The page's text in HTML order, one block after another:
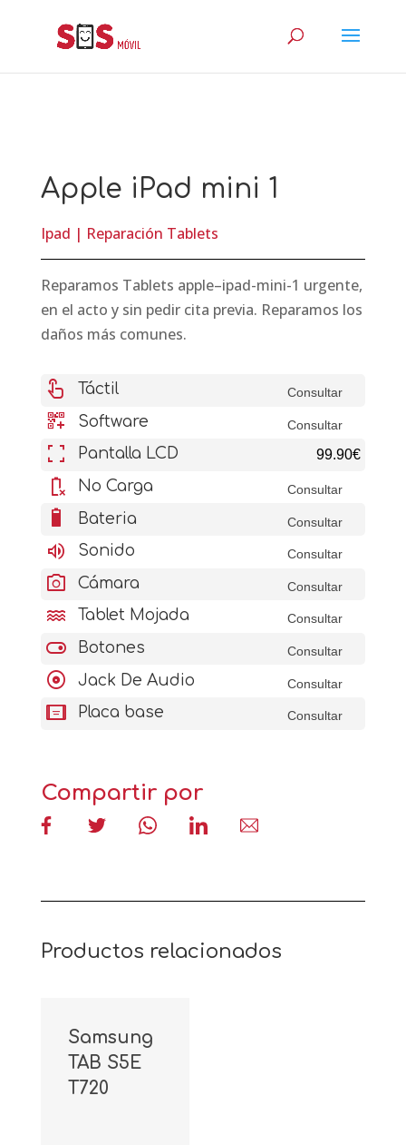
Apple iPad mini 1
Ipad | Reparación Tablets
Reparamos Tablets apple–ipad-mini-1 urgente,
en el acto y sin pedir cita previa. Reparamos los
daños más comunes.
touch_app Táctil Consultar
qr_code_2_add Software Consultar
fullscreen Pantalla LCD 99.90€
battery_error No Carga Consultar
battery_6_bar Bateria Consultar
volume_up Sonido Consultar
photo_camera Cámara Consultar
water Tablet Mojada Consultar
toggle_on Botones Consultar
album Jack De Audio Consultar
aod_tablet Placa base Consultar
Compartir por
Productos relacionados
Samsung
TAB S5E
T720